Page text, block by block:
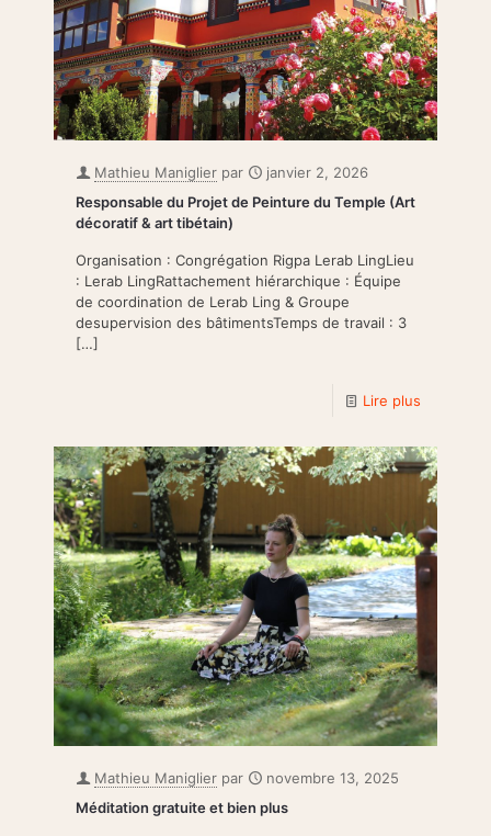
Mathieu Maniglier par
janvier 2, 2026
Responsable du Projet de Peinture du Temple (Art
décoratif & art tibétain)
Organisation : Congrégation Rigpa Lerab LingLieu
: Lerab LingRattachement hiérarchique : Équipe
de coordination de Lerab Ling & Groupe
desupervision des bâtimentsTemps de travail : 3
[…]
Lire plus
Mathieu Maniglier par
novembre 13, 2025
Méditation gratuite et bien plus